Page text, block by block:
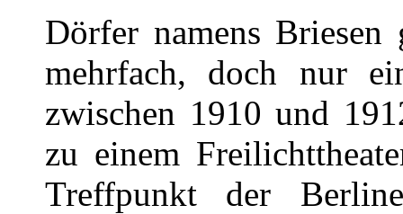
Dörfer namens
mehrfach, doch nur
zwischen 1910 und
zu einem
Treffpunkt der